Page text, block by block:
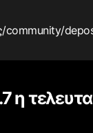
/community/
η